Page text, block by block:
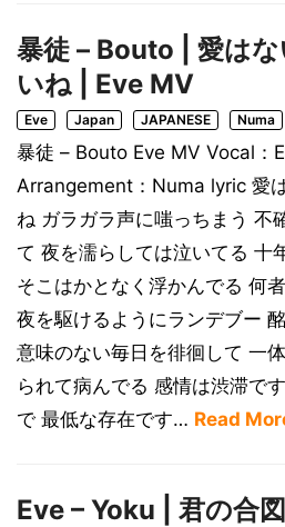
暴徒 – Bouto | 愛は
いね | Eve MV
Eve Japan JAPANESE Numa
暴徒 – Bouto Eve MV Vocal：
Arrangement：Numa lyric 愛
ね ガラガラ声に嗤っちまう 不
て 夜を濡らしては泣いてる 十
そこはかとなく浮かんでる 何
夜を駆けるようにランデブー
意味のない毎日を徘徊して 一
られて病んでる 感情は渋滞で
で 最低な存在です… Read
Eve – Yoku | 君の合